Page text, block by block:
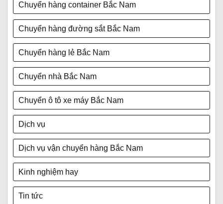
Chuyển hàng container Bắc Nam
Chuyển hàng đường sắt Bắc Nam
Chuyển hàng lẻ Bắc Nam
Chuyển nhà Bắc Nam
Chuyển ô tô xe máy Bắc Nam
Dịch vụ
Dịch vụ vận chuyển hàng Bắc Nam
Kinh nghiệm hay
Tin tức